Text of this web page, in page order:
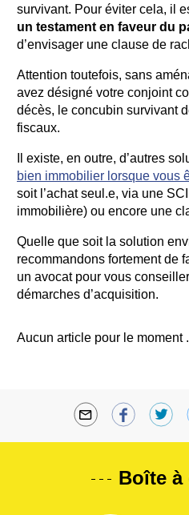
survivant. Pour éviter cela, il
un testament en faveur du
d’envisager une clause de
Attention toutefois, sans
avez désigné votre conjoint
décès, le concubin survivant
fiscaux.
Il existe, en outre, d’autres
bien immobilier lorsque vous
soit l’achat seul.e, via une
immobilière) ou encore une
Quelle que soit la solution
recommandons fortement de
un avocat pour vous
démarches d’acquisition.
Aucun article pour le moment
Boîte